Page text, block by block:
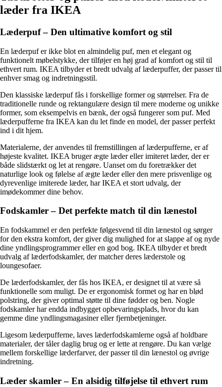
læder fra IKEA
Læderpuf – Den ultimative komfort og stil
En læderpuf er ikke blot en almindelig puf, men et elegant og
funktionelt møbelstykke, der tilføjer en høj grad af komfort og stil til
ethvert rum. IKEA tilbyder et bredt udvalg af læderpuffer, der passer til
enhver smag og indretningsstil.
Den klassiske læderpuf fås i forskellige former og størrelser. Fra de
traditionelle runde og rektangulære design til mere moderne og unikke
former, som eksempelvis en bænk, der også fungerer som puf. Med
læderpufferne fra IKEA kan du let finde en model, der passer perfekt
ind i dit hjem.
Materialerne, der anvendes til fremstillingen af læderpufferne, er af
højeste kvalitet. IKEA bruger ægte læder eller imiteret læder, der er
både slidstærkt og let at rengøre. Uanset om du foretrækker det
naturlige look og følelse af ægte læder eller den mere prisvenlige og
dyrevenlige imiterede læder, har IKEA et stort udvalg, der
imødekommer dine behov.
Fodskamler – Det perfekte match til din lænestol
En fodskammel er den perfekte følgesvend til din lænestol og sørger
for den ekstra komfort, der giver dig mulighed for at slappe af og nyde
dine yndlingsprogrammer eller en god bog. IKEA tilbyder et bredt
udvalg af læderfodskamler, der matcher deres læderstole og
loungesofaer.
De læderfodskamler, der fås hos IKEA, er designet til at være så
funktionelle som muligt. De er ergonomisk formet og har en blød
polstring, der giver optimal støtte til dine fødder og ben. Nogle
fodskamler har endda indbygget opbevaringsplads, hvor du kan
gemme dine yndlingsmagasiner eller fjernbetjeninger.
Ligesom læderpufferne, laves læderfodskamlerne også af holdbare
materialer, der tåler daglig brug og er lette at rengøre. Du kan vælge
mellem forskellige læderfarver, der passer til din lænestol og øvrige
indretning.
Læder skamler – En alsidig tilføjelse til ethvert rum